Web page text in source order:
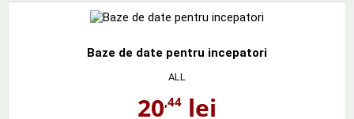
Baze de date pentru incepatori
ALL
20,44 lei